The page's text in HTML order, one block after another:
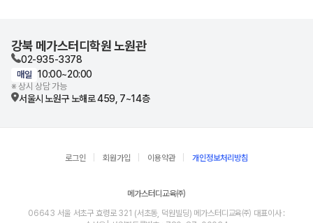
강북 메가스터디학원 노원관
02-935-3378
매일 10:00~20:00
※ 상시 상담 가능
서울시 노원구 노해로 459, 7~14층
로그인 회원가입 이용약관 개인정보처리방침
메가스터디교육㈜
06643 서울 서초구 효령로 321 (서초동, 덕원빌딩) 메가스터디교육㈜ 대표이사 :